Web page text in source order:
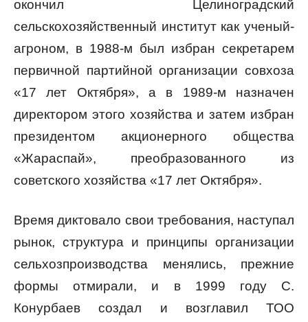
окончил Целиноградский
сельскохозяйственный институт как ученый-
агроном, в 1988-м был избран секретарем
первичной партийной организации совхоза
«17 лет Октября», а в 1989-м назначен
директором этого хозяйства и затем избран
президентом акционерного общества
«Жараспай», преобразованного из
советского хозяйства «17 лет Октября».
Время диктовало свои требования, наступал
рынок, структура и принципы организации
сельхозпроизводства менялись, прежние
формы отмирали, и в 1999 году С.
Конурбаев создал и возглавил ТОО